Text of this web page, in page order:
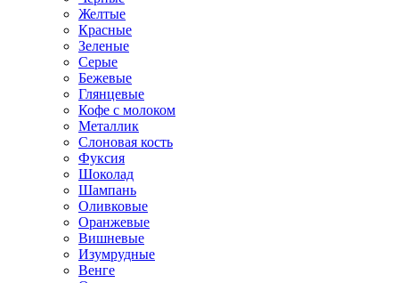
Желтые
Красные
Зеленые
Серые
Бежевые
Глянцевые
Кофе с молоком
Металлик
Слоновая кость
Фуксия
Шоколад
Шампань
Оливковые
Оранжевые
Вишневые
Изумрудные
Венге